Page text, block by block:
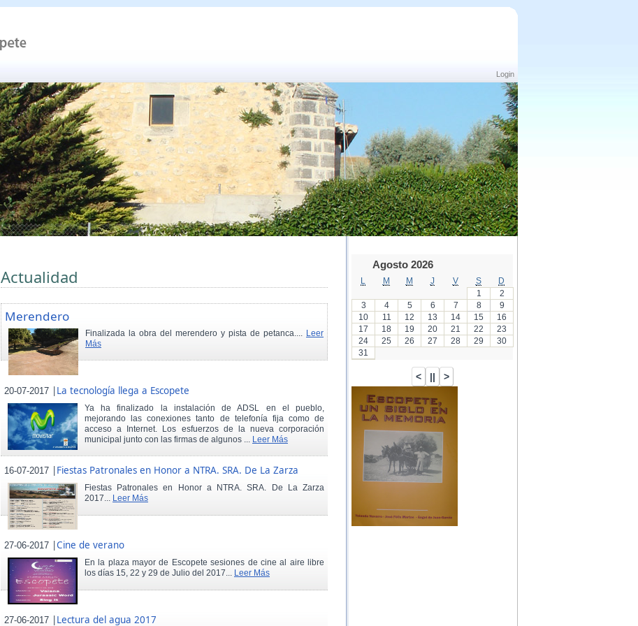
Login
Actualidad
Merendero
Finalizada la obra del merendero y pista de petanca.... Leer
Más
20-07-2017 |La tecnología llega a Escopete
Ya ha finalizado la instalación de ADSL en el pueblo,
mejorando las conexiones tanto de telefonía fija como de
acceso a Internet. Los esfuerzos de la nueva corporación
municipal junto con las firmas de algunos ... Leer Más
16-07-2017 |Fiestas Patronales en Honor a NTRA. SRA. De La Zarza
Fiestas Patronales en Honor a NTRA. SRA. De La Zarza
2017... Leer Más
27-06-2017 |Cine de verano
En la plaza mayor de Escopete sesiones de cine al aire libre
los días 15, 22 y 29 de Julio del 2017... Leer Más
27-06-2017 |Lectura del agua 2017
Agosto 2026
M M J V S
D
1
2
3
4 5 6 7 8
9
10
11 12 13 14 15
16
17
18 19 20 21 22
23
24
25 26 27 28 29
30
31